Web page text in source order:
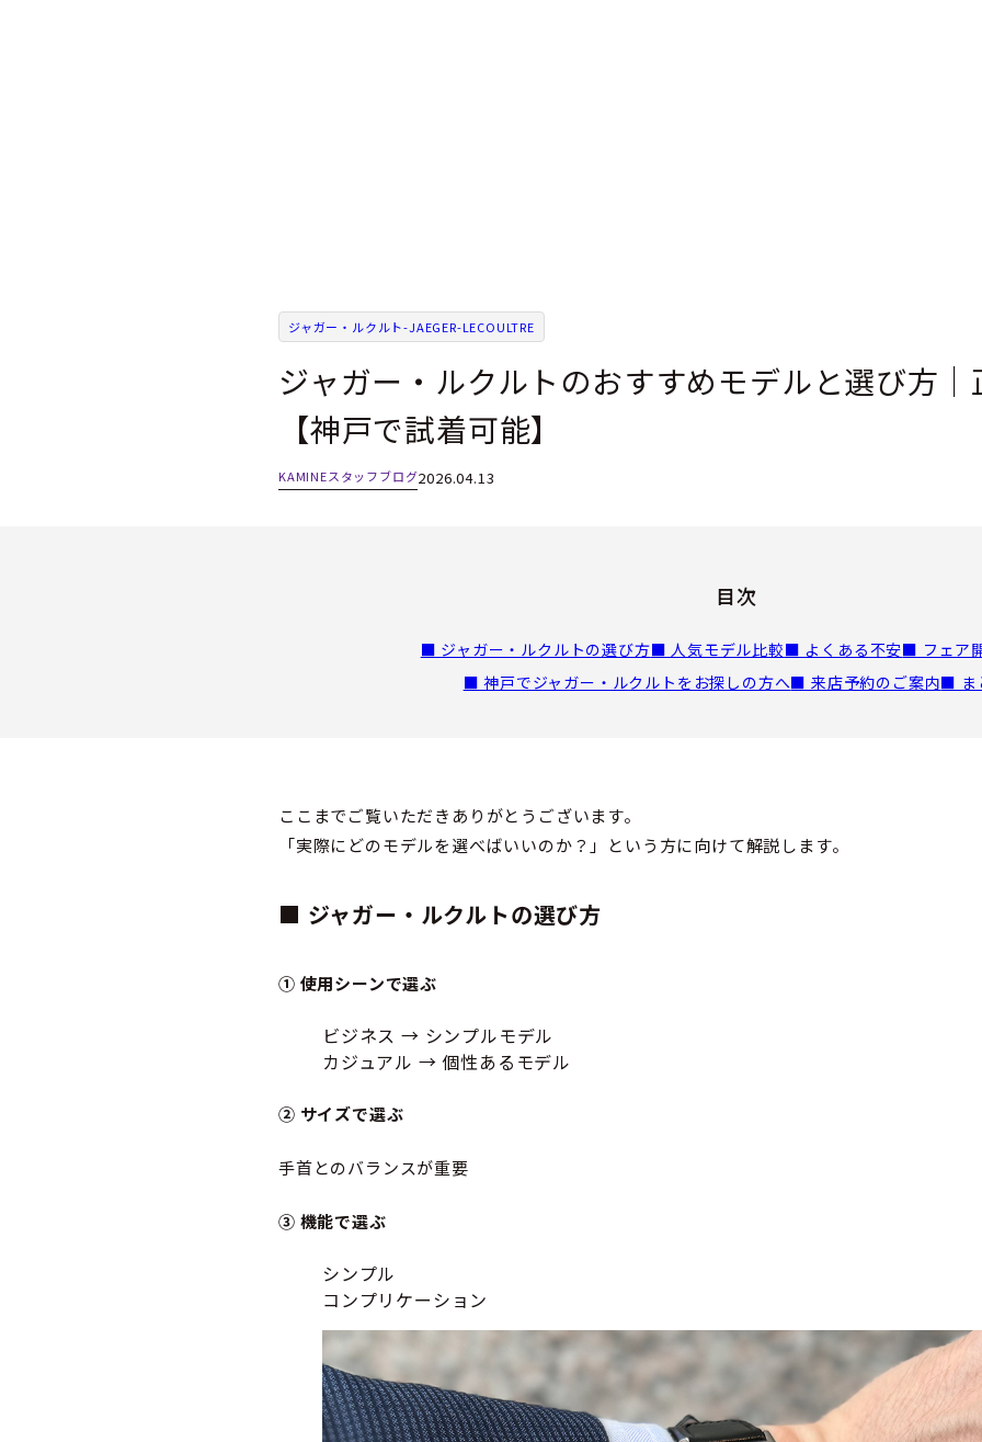
ジャガー・ルクルト-JAEGER-LECOULTRE
ジャガー・ルクルトのおすすめモデルと選び方
【神戸で試着可能】
KAMINEスタッフブログ2026.04.13
目次
■ ジャガー・ルクルトの選び方■ 人気モデル比較■ よくある不安■ フェア
■ 神戸でジャガー・ルクルトをお探しの方へ■ 来店予約のご案内■ ま
ここまでご覧いただきありがとうございます。
「実際にどのモデルを選べばいいのか？」という方に向けて解説します。
■ ジャガー・ルクルトの選び方
① 使用シーンで選ぶ
ビジネス → シンプルモデル
カジュアル → 個性あるモデル
② サイズで選ぶ
手首とのバランスが重要
③ 機能で選ぶ
シンプル
コンプリケーション